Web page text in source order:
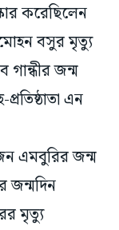
করেছিলেন
বসুর মৃত্যু
গান্ধীর জন্ম
এন
এমবুরির জন্ম
জন্মদিন
মৃত্যু